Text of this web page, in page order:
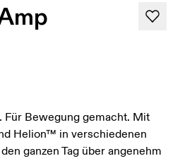
Für Bewegung gemacht. Mit
Helion™ in verschiedenen
ganzen Tag über angenehm